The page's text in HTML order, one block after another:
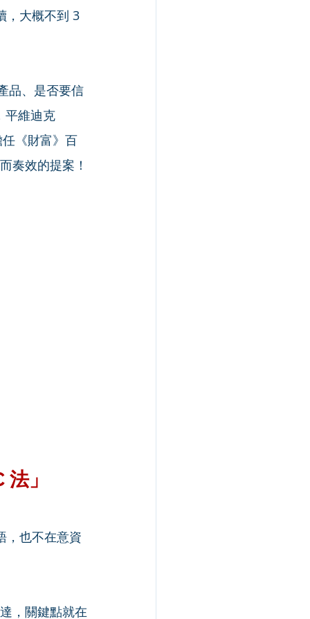
，大概不到 3
品、是否要信
平維迪克
《財富》百
奏效的提案！
」
，也不在意資
，關鍵點就在